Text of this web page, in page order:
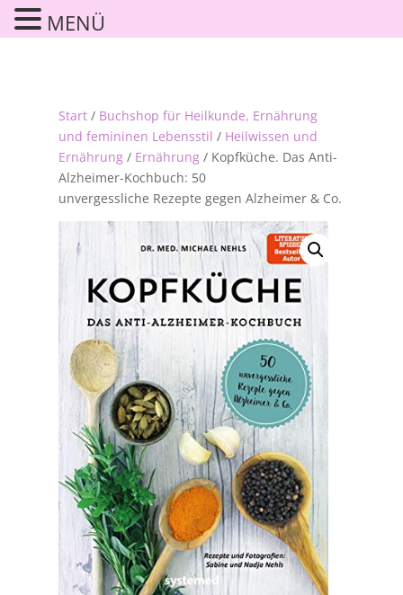
Start/ Buchshop für Heilkunde, Ernährung
und femininen Lebensstil / Heilwissen und
Ernährung/ Ernährung/ Kopfküche. Das Anti-
Alzheimer-Kochbuch: 50
unvergessliche Rezepte gegen Alzheimer & Co.
MENÜ